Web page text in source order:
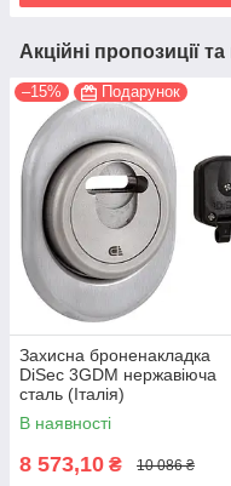
Акційні пропозиції
–15% Подарунок
Захисна броненакладка
DiSec 3GDM нержавіюча
сталь (Італія)
В наявності
8 573,10 ₴ 10 086 ₴